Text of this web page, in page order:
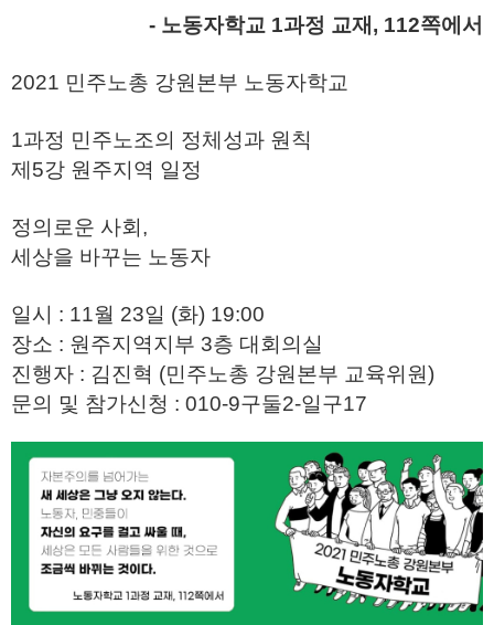
- 노동자학교 1과정 교재, 112쪽에서
2021 민주노총 강원본부 노동자학교
1과정 민주노조의 정체성과 원칙
제5강 원주지역 일정
정의로운 사회,
세상을 바꾸는 노동자
일시 : 11월 23일 (화) 19:00
장소 : 원주지역지부 3층 대회의실
진행자 : 김진혁 (민주노총 강원본부 교육위원)
문의 및 참가신청 : 010-9구둘2-일구17